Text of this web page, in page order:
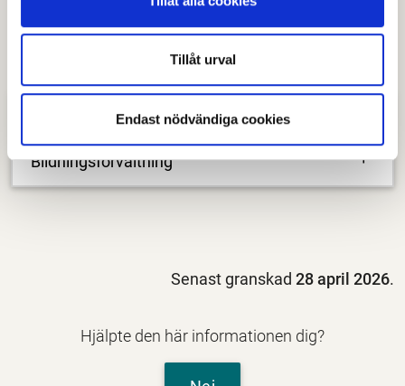
Tillåt urval
Endast nödvändiga cookies
Bildningsförvaltningen bidrar till kommunens fritids-
och kulturutbud genom satsningar i bland annat
Sportparken och Verket.
Kontaktuppgifter
Bildningsförvaltning
Senast granskad28 april 2026.
Hjälpte den här informationen dig?